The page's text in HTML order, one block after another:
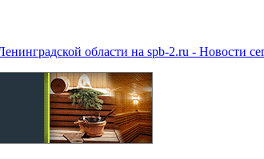
области на spb-2.ru - Новости